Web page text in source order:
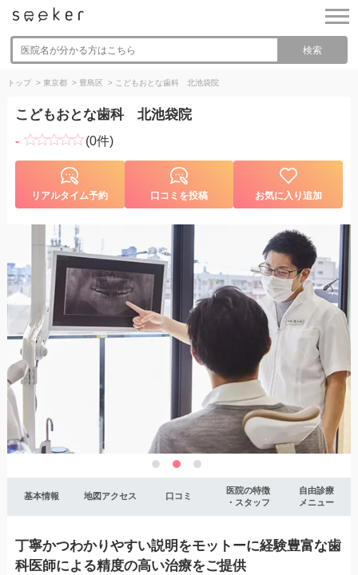
検索
トップ > 東京都 > 豊島区 > こどもおとな歯科 北池袋院
こどもおとな歯科 北池袋院
- (0件)
リアルタイム予約 口コミを投稿 お気に入り追加
基本情報 地図アクセス 口コミ
医院の特徴
・スタッフ
自由診療
メニュー
丁寧かつわかりやすい説明をモットーに経験豊富な歯
科医師による精度の高い治療をご提供